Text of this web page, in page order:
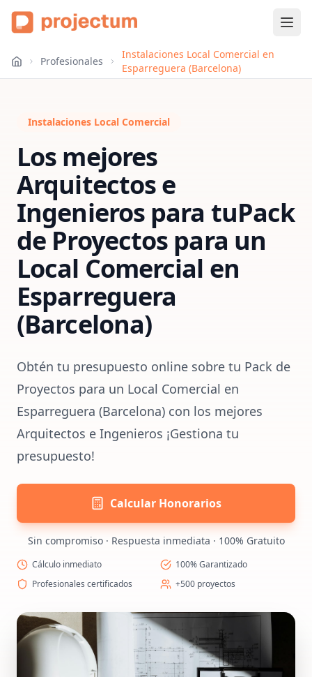
Profesionales
Instalaciones Local Comercial en
Esparreguera (Barcelona)
Instalaciones Local Comercial
Los mejores
Arquitectos e
Ingenieros para tuPack
de Proyectos para un
Local Comercial en
Esparreguera
(Barcelona)
Obtén tu presupuesto online sobre tu Pack de
Proyectos para un Local Comercial en
Esparreguera (Barcelona) con los mejores
Arquitectos e Ingenieros ¡Gestiona tu
presupuesto!
Calcular Honorarios
Sin compromiso · Respuesta inmediata · 100% Gratuito
Cálculo inmediato
100% Garantizado
Profesionales certificados
+500 proyectos